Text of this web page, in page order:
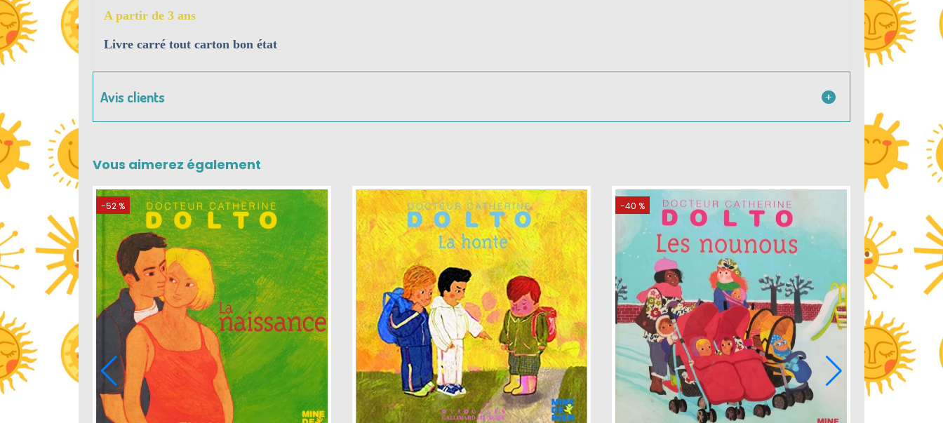
A partir de 3 ans
Livre carré tout carton bon état
Avis clients
Vous aimerez également
-40 %